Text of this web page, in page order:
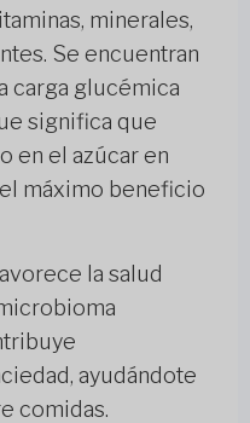
minerales,
Se encuentran
carga glucémica
significa que
en el azúcar en
máximo beneficio
la salud
ayudándote
comidas.